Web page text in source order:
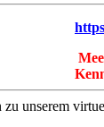
unserem